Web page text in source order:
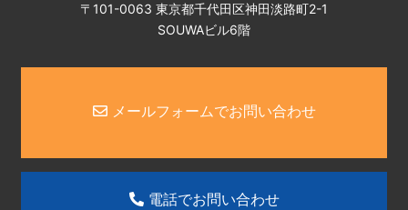
〒101-0063 東京都千代田区神田淡路町2-1
SOUWAビル6階
メールフォームでお問い合わせ
電話でお問い合わせ